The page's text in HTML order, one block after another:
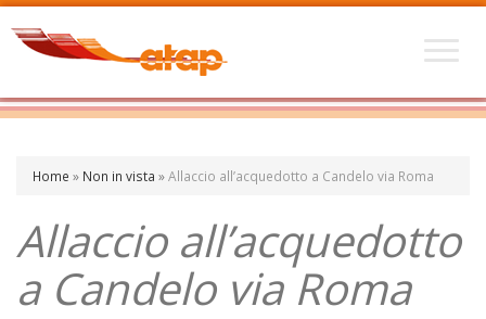
Home » Non in vista »Allaccio all’acquedotto a Candelo via Roma
Allaccio all’acquedotto
a Candelo via Roma